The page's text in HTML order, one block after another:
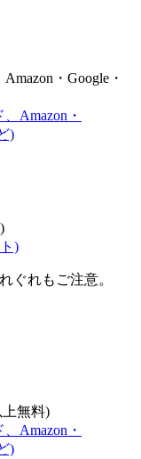
・Google・
ぐれもご注意。
上無料)